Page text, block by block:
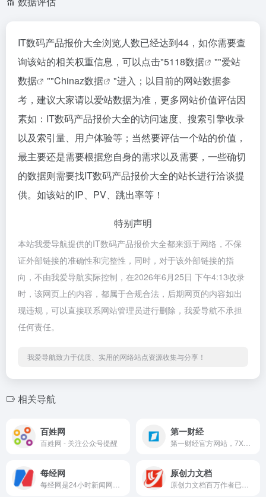
IT数码产品报价大全浏览人数已经达到44，如你需要查
询该站的相关权重信息，可以点击"5118数据 ""爱站
数据
""Chinaz数据
"进入；以目前的网站数据参
考，建议大家请以爱站数据为准，更多网站价值评估因
素如：IT数码产品报价大全的访问速度、搜索引擎收录
以及索引量、用户体验等；当然要评估一个站的价值，
最主要还是需要根据您自身的需求以及需要，一些确切
的数据则需要找IT数码产品报价大全的站长进行洽谈提
供。如该站的IP、PV、跳出率等！
特别声明
本站我爱导航提供的IT数码产品报价大全都来源于网络，不保
证外部链接的准确性和完整性，同时，对于该外部链接的指
向，不由我爱导航实际控制，在2026年6月25日 下午4:13收录
时，该网页上的内容，都属于合规合法，后期网页的内容如出
现违规，可以直接联系网站管理员进行删除，我爱导航不承担
任何责任。
我爱导航致力于优质、实用的网络站点资源收集与分享！
相关导航
百姓网
百姓网 - 关注公众号提醒
第一财经
每经网 原创力文档